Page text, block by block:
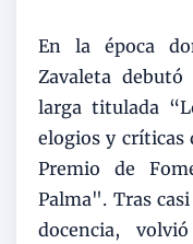
En la época
Zavaleta
larga titulada
elogios y críticas
Premio de
Palma". Tras
docencia,